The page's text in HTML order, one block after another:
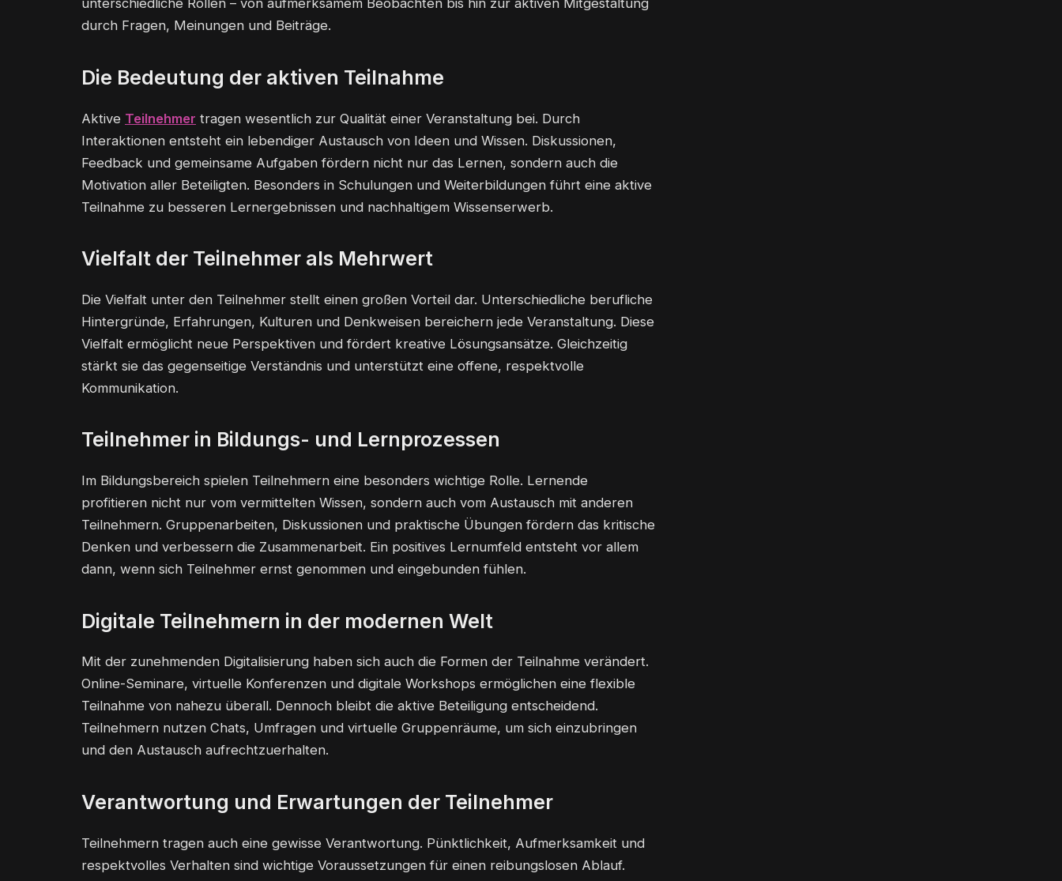
unterschiedliche Rollen – von aufmerksamem Beobachten bis hin zur aktiven Mitgestaltung
durch Fragen, Meinungen und Beiträge.
Die Bedeutung der aktiven Teilnahme
Aktive Teilnehmer tragen wesentlich zur Qualität einer Veranstaltung bei. Durch
Interaktionen entsteht ein lebendiger Austausch von Ideen und Wissen. Diskussionen,
Feedback und gemeinsame Aufgaben fördern nicht nur das Lernen, sondern auch die
Motivation aller Beteiligten. Besonders in Schulungen und Weiterbildungen führt eine aktive
Teilnahme zu besseren Lernergebnissen und nachhaltigem Wissenserwerb.
Vielfalt der Teilnehmer als Mehrwert
Die Vielfalt unter den Teilnehmer stellt einen großen Vorteil dar. Unterschiedliche berufliche
Hintergründe, Erfahrungen, Kulturen und Denkweisen bereichern jede Veranstaltung. Diese
Vielfalt ermöglicht neue Perspektiven und fördert kreative Lösungsansätze. Gleichzeitig
stärkt sie das gegenseitige Verständnis und unterstützt eine offene, respektvolle
Kommunikation.
Teilnehmer in Bildungs- und Lernprozessen
Im Bildungsbereich spielen Teilnehmern eine besonders wichtige Rolle. Lernende
profitieren nicht nur vom vermittelten Wissen, sondern auch vom Austausch mit anderen
Teilnehmern. Gruppenarbeiten, Diskussionen und praktische Übungen fördern das kritische
Denken und verbessern die Zusammenarbeit. Ein positives Lernumfeld entsteht vor allem
dann, wenn sich Teilnehmer ernst genommen und eingebunden fühlen.
Digitale Teilnehmern in der modernen Welt
Mit der zunehmenden Digitalisierung haben sich auch die Formen der Teilnahme verändert.
Online-Seminare, virtuelle Konferenzen und digitale Workshops ermöglichen eine flexible
Teilnahme von nahezu überall. Dennoch bleibt die aktive Beteiligung entscheidend.
Teilnehmern nutzen Chats, Umfragen und virtuelle Gruppenräume, um sich einzubringen
und den Austausch aufrechtzuerhalten.
Verantwortung und Erwartungen der Teilnehmer
Teilnehmern tragen auch eine gewisse Verantwortung. Pünktlichkeit, Aufmerksamkeit und
respektvolles Verhalten sind wichtige Voraussetzungen für einen reibungslosen Ablauf.